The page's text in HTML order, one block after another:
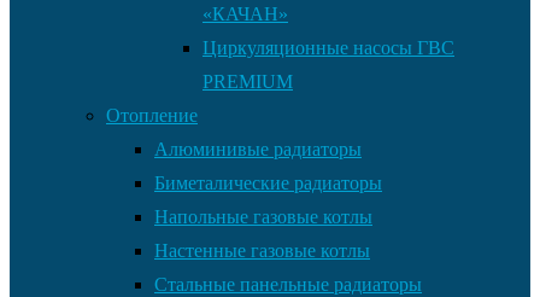
«КАЧАН»
Циркуляционные насосы ГВС
PREMIUM
Отопление
Алюминивые радиаторы
Биметалические радиаторы
Напольные газовые котлы
Настенные газовые котлы
Стальные панельные радиаторы